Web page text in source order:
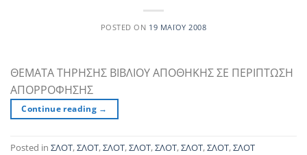
POSTED ON 19 ΜΑΪ́ΟΥ 2008
ΘΕΜΑΤΑ ΤΗΡΗΣΗΣ ΒΙΒΛΙΟΥ ΑΠΟΘΗΚΗΣ ΣΕ ΠΕΡΙΠΤΩΣΗ
ΑΠΟΡΡΟΦΗΣΗΣ
Continue reading →
Posted in ΣΛΟΤ,ΣΛΟΤ,ΣΛΟΤ,ΣΛΟΤ,ΣΛΟΤ,ΣΛΟΤ,ΣΛΟΤ,ΣΛΟΤ